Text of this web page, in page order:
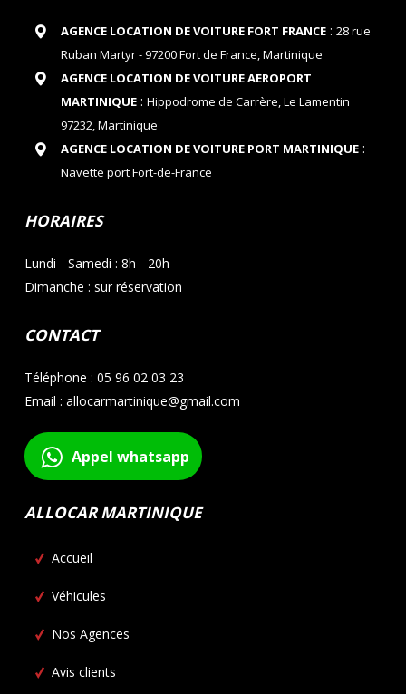
AGENCE LOCATION DE VOITURE FORT FRANCE: 28 rue
Ruban Martyr - 97200 Fort de France, Martinique
AGENCE LOCATION DE VOITURE AEROPORT
MARTINIQUE: Hippodrome de Carrère, Le Lamentin
97232, Martinique
AGENCE LOCATION DE VOITURE PORT MARTINIQUE:
Navette port Fort-de-France
HORAIRES
Lundi - Samedi : 8h - 20h
Dimanche : sur réservation
CONTACT
Téléphone : 05 96 02 03 23
Email : allocarmartinique@gmail.com
Appel whatsapp
ALLOCAR MARTINIQUE
Accueil
Véhicules
Nos Agences
Avis clients